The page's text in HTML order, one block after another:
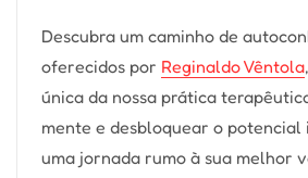
Descubra um caminho de
oferecidos por Reginaldo Vêntola
única da nossa prática
mente e desbloquear o potencial
uma jornada rumo à sua melhor